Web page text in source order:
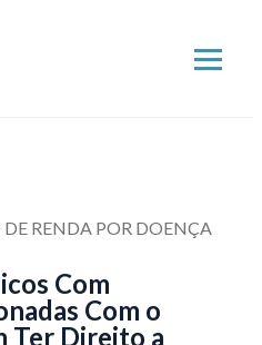
RENDA POR DOENÇA
Com
Com o
Ter Direito a